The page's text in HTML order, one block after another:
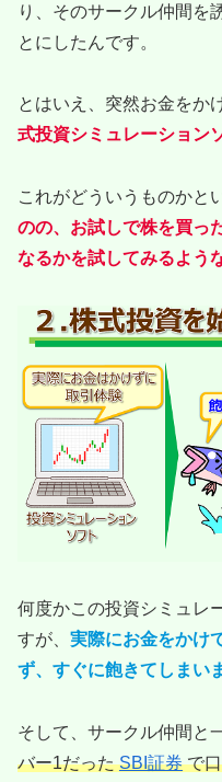
り、そのサークル仲間を
とにしたんです。
とはいえ、突然お金をか
式投資シミュレーション
これがどういうものかと
のの、お試しで株を買っ
なるかを試してみるよう
何度かこの投資シミュレ
すが、 実際にお金をかけ
ず、すぐに飽きてしまい
そして、サークル仲間と
バー1だったSBI証券で口